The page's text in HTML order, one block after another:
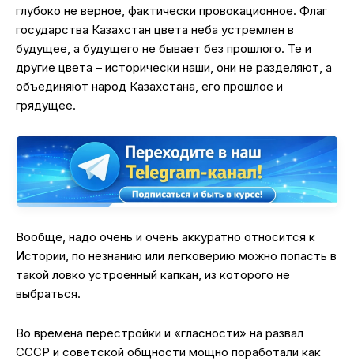
глубоко не верное, фактически провокационное. Флаг
государства Казахстан цвета неба устремлен в
будущее, а будущего не бывает без прошлого. Те и
другие цвета – исторически наши, они не разделяют, а
объединяют народ Казахстана, его прошлое и
грядущее.
Вообще, надо очень и очень аккуратно относится к
Истории, по незнанию или легковерию можно попасть в
такой ловко устроенный капкан, из которого не
выбраться.
Во времена перестройки и «гласности» на развал
СССР и советской общности мощно поработали как